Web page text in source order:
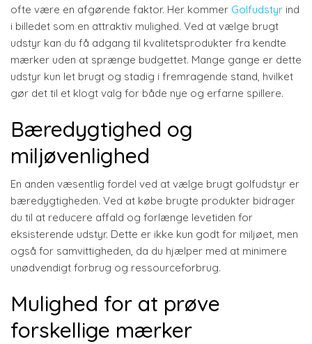
ofte være en afgørende faktor. Her kommer Golfudstyr ind
i billedet som en attraktiv mulighed. Ved at vælge brugt
udstyr kan du få adgang til kvalitetsprodukter fra kendte
mærker uden at sprænge budgettet. Mange gange er dette
udstyr kun let brugt og stadig i fremragende stand, hvilket
gør det til et klogt valg for både nye og erfarne spillere.
Bæredygtighed og
miljøvenlighed
En anden væsentlig fordel ved at vælge brugt golfudstyr er
bæredygtigheden. Ved at købe brugte produkter bidrager
du til at reducere affald og forlænge levetiden for
eksisterende udstyr. Dette er ikke kun godt for miljøet, men
også for samvittigheden, da du hjælper med at minimere
unødvendigt forbrug og ressourceforbrug.
Mulighed for at prøve
forskellige mærker